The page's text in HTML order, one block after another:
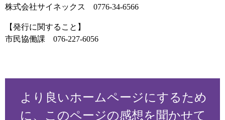
株式会社サイネックス 0776-34-6566
【発行に関すること】
市民協働課 076-227-6056
より良いホームページにするため
に、このページの感想を聞かせて